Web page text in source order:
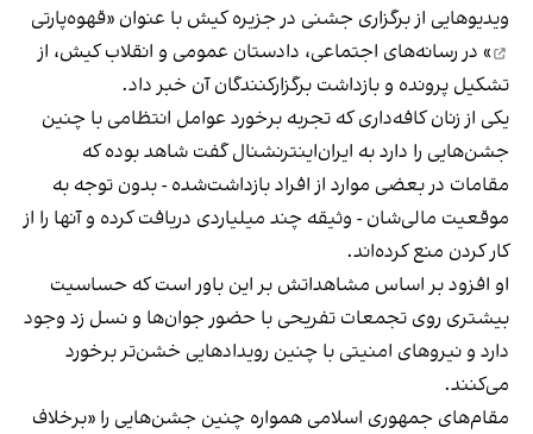
ویدیوهایی از برگزاری جشنی در جزیره کیش با عنوان «قهوه‌پارتی
» در رسانه‌های اجتماعی، دادستان عمومی و انقلاب کیش، از
تشکیل پرونده و بازداشت برگزارکنندگان آن خبر داد.
یکی از زنان کافه‌داری که تجربه برخورد عوامل انتظامی با چنین
جشن‌هایی را دارد به ایران‌اینترنشنال گفت شاهد بوده که
مقامات در بعضی موارد از افراد بازداشت‌‌شده - بدون توجه به
موقعیت مالی‌شان - وثیقه چند میلیاردی دریافت کرده و آنها را از
کار کردن منع کرده‌اند.
او افزود بر اساس مشاهداتش بر این باور است که حساسیت
بیشتری روی تجمعات تفریحی با حضور جوان‌ها و نسل زد وجود
دارد و نیروهای امنیتی با چنین رویدادهایی خشن‌تر برخورد
می‌کنند.
مقام‌های جمهوری اسلامی همواره چنین جشن‌هایی را «برخلاف